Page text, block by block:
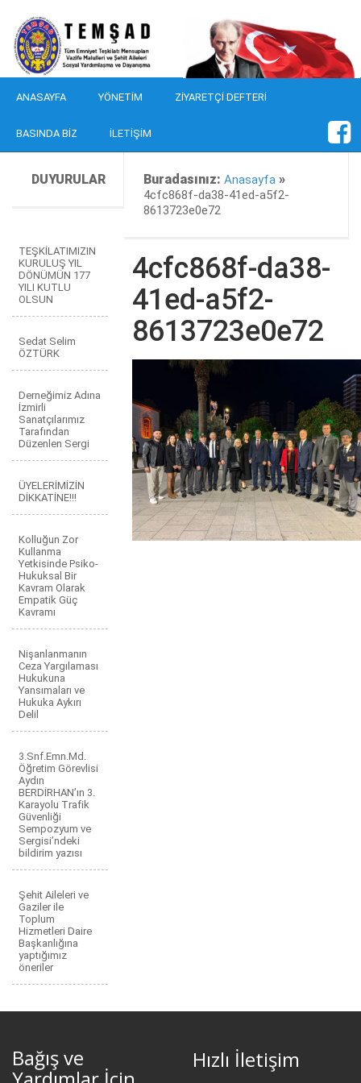
ANASAYFA YÖNETIM ZIYARETÇI DEFTERI
BASINDA BIZ İLETIŞIM
DUYURULAR Buradasınız:Anasayfa »
4cfc868f-da38-41ed-a5f2-
8613723e0e72
TEŞKİLATIMIZIN
KURULUŞ YIL
DÖNÜMÜN 177
YILI KUTLU
OLSUN
Sedat Selim
ÖZTÜRK
Derneğimiz Adına
İzmirli
Sanatçılarımız
Tarafından
Düzenlen Sergi
ÜYELERİMİZİN
DİKKATİNE!!!
Kolluğun Zor
Kullanma
Yetkisinde Psiko-
Hukuksal Bir
Kavram Olarak
Empatik Güç
Kavramı
Nişanlanmanın
Ceza Yargılaması
Hukukuna
Yansımaları ve
Hukuka Aykırı
Delil
3.Snf.Emn.Md.
Öğretim Görevlisi
Aydın
BERDİRHAN’ın 3.
Karayolu Trafik
Güvenliği
Sempozyum ve
Sergisi’ndeki
bildirim yazısı
Şehit Aileleri ve
Gaziler ile
Toplum
Hizmetleri Daire
Başkanlığına
yaptığımız
öneriler
4cfc868f-da38-
41ed-a5f2-
8613723e0e72
Bağış ve Hızlı İletişim